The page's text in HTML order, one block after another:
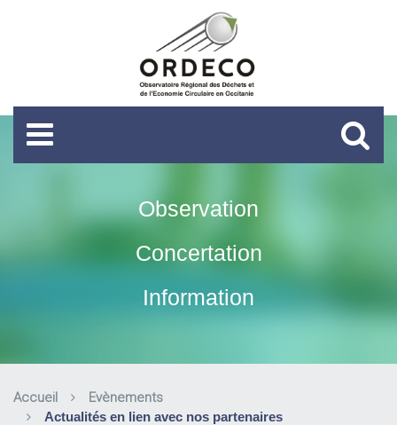
Observation
Concertation
Information
Accueil Evènements
Actualités en lien avec nos partenaires